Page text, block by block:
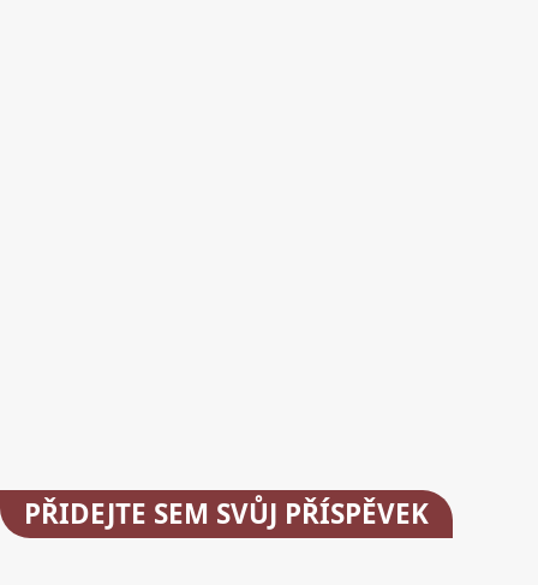
PŘIDEJTE SEM SVŮJ PŘÍSPĚVEK